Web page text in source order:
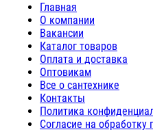
Главная
О компании
Вакансии
Каталог товаров
Оплата и доставка
Оптовикам
Все о сантехнике
Контакты
Политика
Согласие на